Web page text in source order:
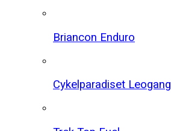
Briancon Enduro
Cykelparadiset Leogang